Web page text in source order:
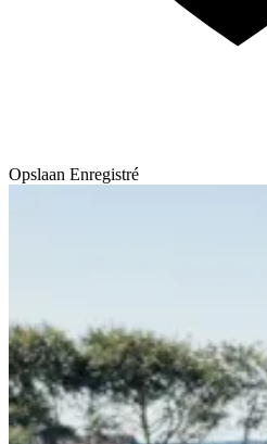
Opslaan Enregistré